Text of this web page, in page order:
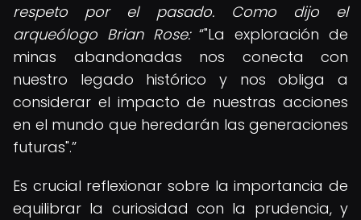
respeto por el pasado. Como dijo el
arqueólogo Brian Rose: "La exploración de
minas abandonadas nos conecta con
nuestro legado histórico y nos obliga a
considerar el impacto de nuestras acciones
en el mundo que heredarán las generaciones
futuras".
Es crucial reflexionar sobre la importancia de
equilibrar la curiosidad con la prudencia, y